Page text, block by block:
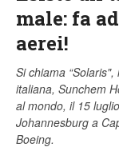
male: fa
aerei!
Si chiama
italiana, Sunchem
al mondo, il 15
Johannesburg a
Boeing.